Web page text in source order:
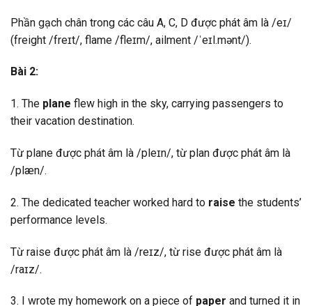
Phần gạch chân trong các câu A, C, D được phát âm là /eɪ/
(freight /freɪt/, flame /fleɪm/, ailment /ˈeɪl.mənt/).
Bài 2:
1. The plane flew high in the sky, carrying passengers to
their vacation destination.
Từ plane được phát âm là /pleɪn/, từ plan được phát âm là
/plæn/.
2. The dedicated teacher worked hard to raise the students’
performance levels.
Từ raise được phát âm là /reɪz/, từ rise được phát âm là
/raɪz/.
3. I wrote my homework on a piece of paper and turned it in